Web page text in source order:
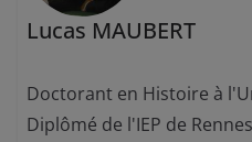
Lucas MAUBERT
Doctorant en Histoire à
Diplômé de l'IEP de